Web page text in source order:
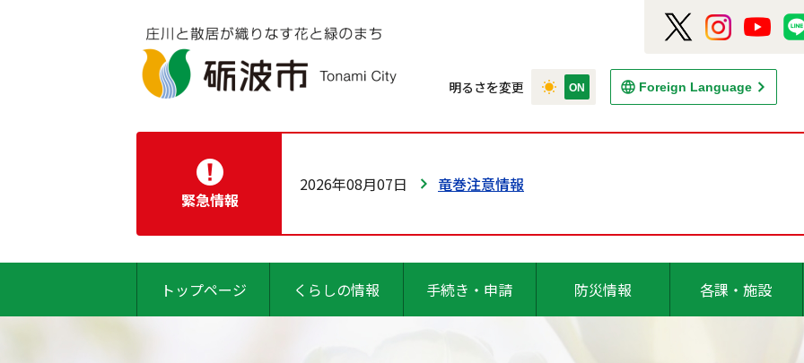
明るさを変更 Foreign Language
緊急情報
2026年08月07日 竜巻注意情報
トップページ くらしの情報 手続き・申請 防災情報 各課・施設